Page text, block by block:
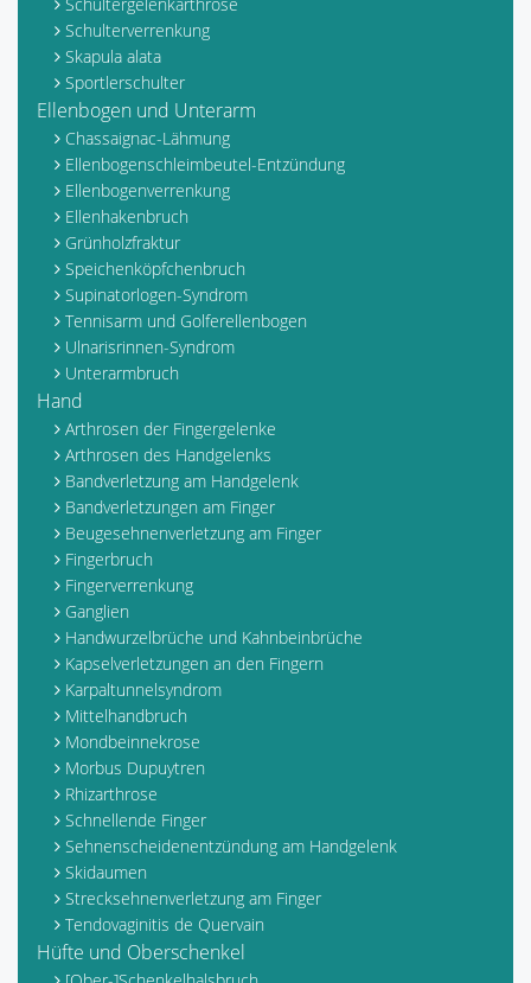
Schulterverrenkung
Skapula alata
Sportlerschulter
Ellenbogen und Unterarm
Chassaignac-Lähmung
Ellenbogenschleimbeutel-Entzündung
Ellenbogenverrenkung
Ellenhakenbruch
Grünholzfraktur
Speichenköpfchenbruch
Supinatorlogen-Syndrom
Tennisarm und Golferellenbogen
Ulnarisrinnen-Syndrom
Unterarmbruch
Hand
Arthrosen der Fingergelenke
Arthrosen des Handgelenks
Bandverletzung am Handgelenk
Bandverletzungen am Finger
Beugesehnenverletzung am Finger
Fingerbruch
Fingerverrenkung
Ganglien
Handwurzelbrüche und Kahnbeinbrüche
Kapselverletzungen an den Fingern
Karpaltunnelsyndrom
Mittelhandbruch
Mondbeinnekrose
Morbus Dupuytren
Rhizarthrose
Schnellende Finger
Sehnenscheidenentzündung am Handgelenk
Skidaumen
Strecksehnenverletzung am Finger
Tendovaginitis de Quervain
Hüfte und Oberschenkel